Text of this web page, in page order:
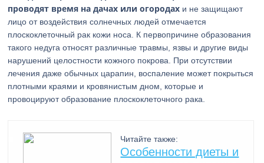
проводят время на дачах или огородах и не защищают
лицо от воздействия солнечных людей отмечается
плоскоклеточный рак кожи носа. К первопричине образования
такого недуга относят различные травмы, язвы и другие виды
нарушений целостности кожного покрова. При отсутствии
лечения даже обычных царапин, воспаление может покрыться
плотными краями и кровянистым дном, которые и
провоцируют образование плоскоклеточного рака.
Читайте также:
Особенности диеты и